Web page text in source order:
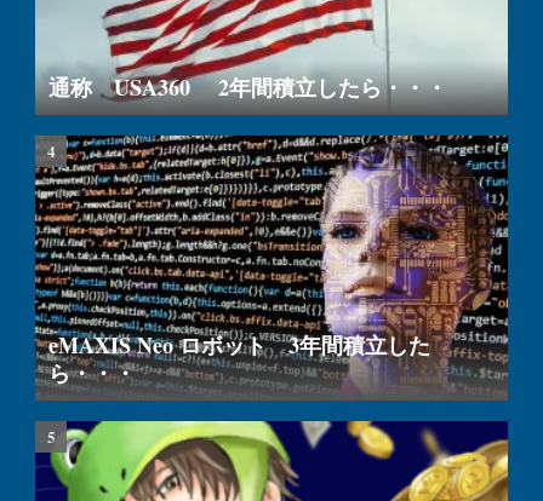
通称 USA360 2年間積立したら・・・
eMAXIS Neo ロボット 3年間積立した
ら・・・